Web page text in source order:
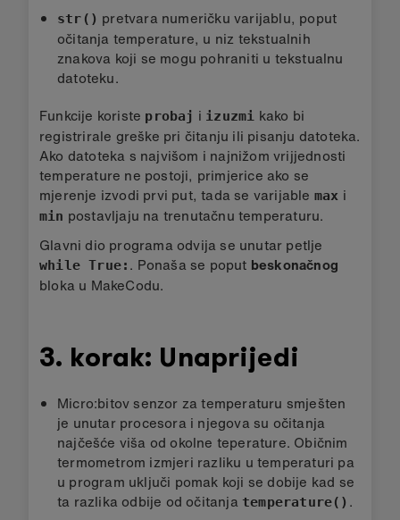
str() pretvara numeričku varijablu, poput
očitanja temperature, u niz tekstualnih
znakova koji se mogu pohraniti u tekstualnu
datoteku.
Funkcije koriste probaj i izuzmi kako bi
registrirale greške pri čitanju ili pisanju datoteka.
Ako datoteka s najvišom i najnižom vrijjednosti
temperature ne postoji, primjerice ako se
mjerenje izvodi prvi put, tada se varijable max i
min postavljaju na trenutačnu temperaturu.
Glavni dio programa odvija se unutar petlje
while True: . Ponaša se poput beskonačnog
bloka u MakeCodu.
3. korak: Unaprijedi
Micro:bitov senzor za temperaturu smješten
je unutar procesora i njegova su očitanja
najčešće viša od okolne teperature. Običnim
termometrom izmjeri razliku u temperaturi pa
u program uključi pomak koji se dobije kad se
ta razlika odbije od očitanja temperature() .